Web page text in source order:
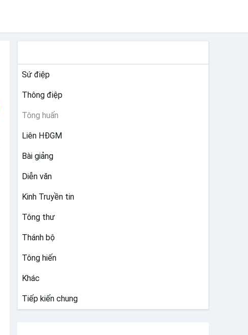
Sứ điệp
Thông điệp
Tông huấn
Liên HĐGM
Bài giảng
Diễn văn
Kinh Truyền tin
Tông thư
Thánh bộ
Tông hiến
Khác
Tiếp kiến chung